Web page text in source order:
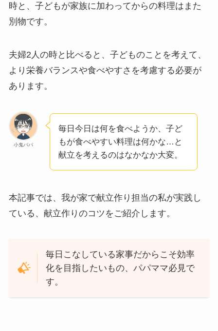
時と、子どもが家族に加わってからの料理はまた
別物です。
夫婦2人の時と比べると、子どものことを考えて、
より栄養バランスや食べやすさを考慮する必要が
あります。
小鬼パパ
毎日今日は何を食べようか、子ど
もが食べやすい料理は何かな…と
献立を考えるのはなかなか大変。
本記事では、我が家で献立作り担当の私が実践し
ている、献立作りのコツをご紹介します。
毎日こなしている家事だからこそ効率
化を目指したいもの、パパママ必見で
す。